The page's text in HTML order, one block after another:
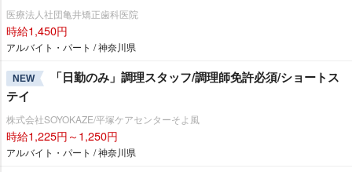
医療法人社団亀井矯正歯科医院
時給1,450円
アルバイト・パート / 神奈川県
NEW
「日勤のみ」調理スタッフ/調理師免許必須/ショートス
テイ
株式会社SOYOKAZE/平塚ケアセンターそよ風
時給1,225円～1,250円
アルバイト・パート / 神奈川県